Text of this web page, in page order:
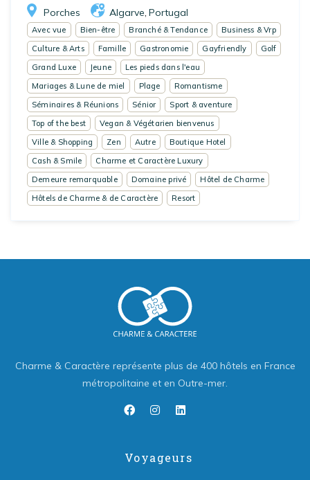
Porches Algarve Portugal
Avec vue Bien-être Branché & Tendance
Business & Vrp
Culture & Arts
Famille Gastronomie Gayfriendly
Golf
Grand Luxe
Jeune
Les pieds dans l'eau
Mariages & Lune de miel
Plage
Romantisme
Séminaires & Réunions
Sénior
Sport & aventure
Top of the best
Vegan & Végétarien bienvenus
Ville & Shopping
Zen Autre
Boutique Hotel
Cash & Smile
Charme et Caractère Luxury
Demeure remarquable
Domaine privé
Hôtel de Charme
Hôtels de Charme & de Caractère
Resort
Charme & Caractère représente plus de 400 hôtels en France
métropolitaine et en Outre-mer.
Voyageurs